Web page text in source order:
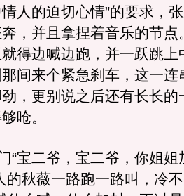
人的迫切心情”的要求，
，并且拿捏着音乐的节点
得边喊边跑，并一跃跳上
间来个紧急刹车，这一连
，更别说之后还有长长的
呛。
宝二爷，宝二爷，你姐姐
秋薇一路跑一路叫，冷